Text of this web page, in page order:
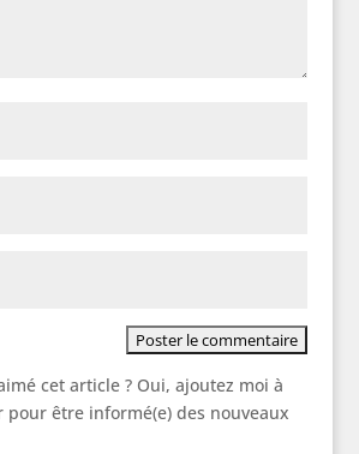
cet article ? Oui, ajoutez moi à
pour être informé(e) des nouveaux